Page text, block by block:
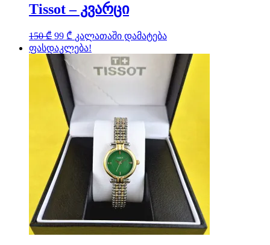
Tissot – კვარცი
150₾ Original
price
was:
150 ₾.
99 ₾ Current
price
is:
99 ₾.
კალათაში დამატება
ფასდაკლება!